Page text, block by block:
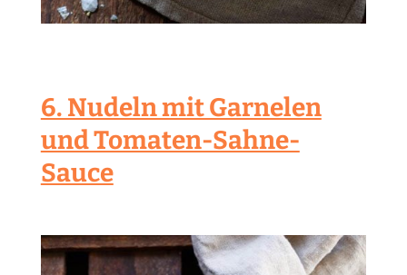
6. Nudeln mit Garnelen
und Tomaten-Sahne-
Sauce